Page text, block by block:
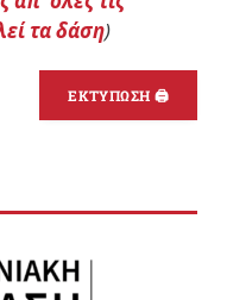
τα δάση)
ΕΚΤΥΠΩΣΗ 🖨